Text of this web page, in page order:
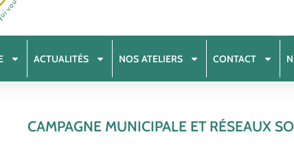
ACTUALITÉS NOS ATELIERS CONTACT
CAMPAGNE MUNICIPALE ET RÉSEAUX